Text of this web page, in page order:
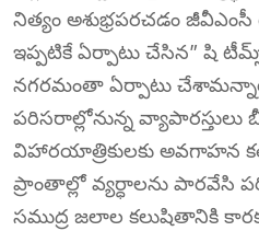
నిత్యం అశుభ్రపరచడం
ఇప్పటికే ఏర్పాటు చేసిన” షి
నగరమంతా ఏర్పాటు
పరిసరాల్లోనున్న వ్యాపారస్తులు
విహారయాత్రికులకు అవగాహన
ప్రాంతాల్లో వ్యర్ధాలను పారవేసి
సముద్ర జలాల కలుషితానికి